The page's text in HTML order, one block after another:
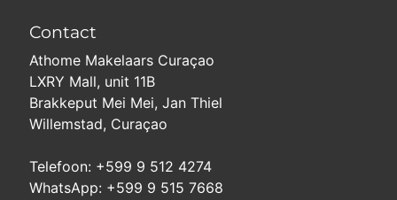
Contact
Athome Makelaars Curaçao
LXRY Mall, unit 11B
Brakkeput Mei Mei, Jan Thiel
Willemstad, Curaçao
Telefoon: +599 9 512 4274
WhatsApp: +599 9 515 7668